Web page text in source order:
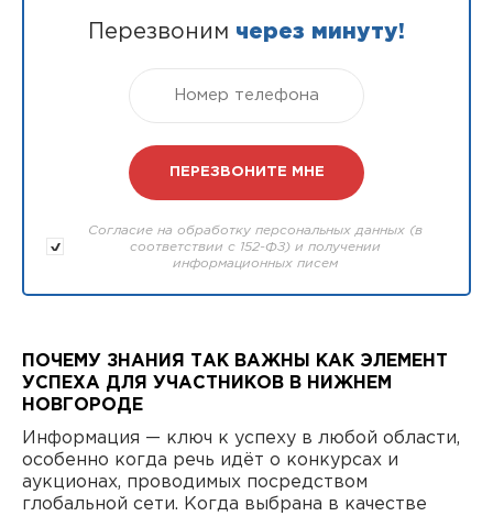
Перезвоним через минуту!
Согласие на обработку персональных данных (в
соответствии с 152-ФЗ) и получении
информационных писем
ПОЧЕМУ ЗНАНИЯ ТАК ВАЖНЫ КАК ЭЛЕМЕНТ
УСПЕХА ДЛЯ УЧАСТНИКОВ В НИЖНЕМ
НОВГОРОДЕ
Информация — ключ к успеху в любой области,
особенно когда речь идёт о конкурсах и
аукционах, проводимых посредством
глобальной сети. Когда выбрана в качестве